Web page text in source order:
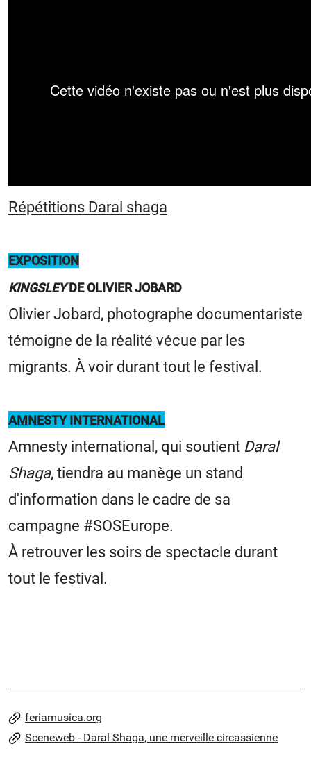
Répétitions Daral shaga
EXPOSITION
KINGSLEYDE OLIVIER JOBARD
Olivier Jobard, photographe documentariste
témoigne de la réalité vécue par les
migrants. À voir durant tout le festival.
AMNESTY INTERNATIONAL
Amnesty international, qui soutient Daral
Shaga, tiendra au manège un stand
d'information dans le cadre de sa
campagne #SOSEurope.
À retrouver les soirs de spectacle durant
tout le festival.
feriamusica.org
Sceneweb - Daral Shaga, une merveille circassienne